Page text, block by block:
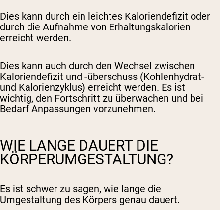
Dies kann durch ein leichtes Kaloriendefizit oder
durch die Aufnahme von Erhaltungskalorien
erreicht werden.
Dies kann auch durch den Wechsel zwischen
Kaloriendefizit und -überschuss (Kohlenhydrat-
und Kalorienzyklus) erreicht werden. Es ist
wichtig, den Fortschritt zu überwachen und bei
Bedarf Anpassungen vorzunehmen.
WIE LANGE DAUERT DIE
KÖRPERUMGESTALTUNG?
Es ist schwer zu sagen, wie lange die
Umgestaltung des Körpers genau dauert.